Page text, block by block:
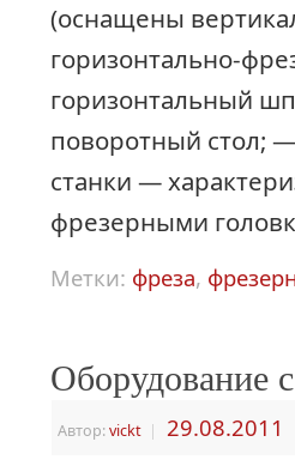
(оснащены
горизонтально-
горизонтальный
поворотный стол;
станки —
фрезерными
Метки: фреза,
Оборудование
Автор:vickt | 29.08.2011